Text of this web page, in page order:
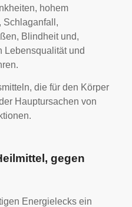
hohem
Schlaganfall,
Blindheit und,
Lebensqualität und
die für den Körper
Hauptursachen von
gegen
Energielecks ein